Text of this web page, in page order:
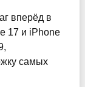
вперёд в
17 и iPhone
самых